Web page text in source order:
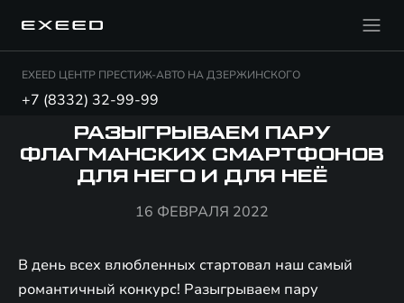
EXEED ЦЕНТР ПРЕСТИЖ-АВТО НА ДЗЕРЖИНСКОГО
+7 (8332) 32-99-99
РАЗЫГРЫВАЕМ ПАРУ
ФЛАГМАНСКИХ СМАРТФОНОВ
ДЛЯ НЕГО И ДЛЯ НЕЁ
16 ФЕВРАЛЯ 2022
В день всех влюбленных стартовал наш самый
романтичный конкурс! Разыгрываем пару